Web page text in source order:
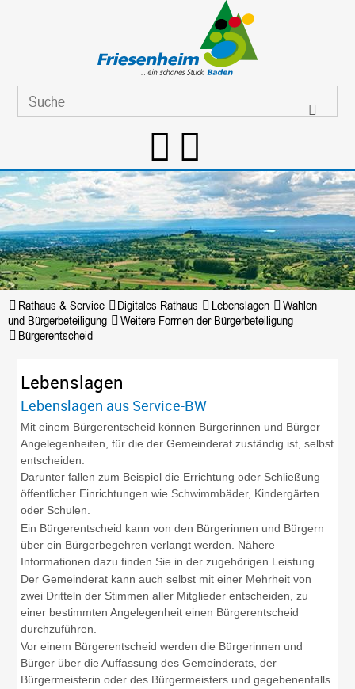
Rathaus & Service Digitales Rathaus Lebenslagen
Wahlen
und Bürgerbeteiligung
Weitere Formen der Bürgerbeteiligung
Bürgerentscheid
Lebenslagen
Lebenslagen aus Service-BW
Mit einem Bürgerentscheid können Bürgerinnen und Bürger
Angelegenheiten, für die der Gemeinderat zuständig ist, selbst
entscheiden.
Darunter fallen zum Beispiel die Errichtung oder Schließung
öffentlicher Einrichtungen wie Schwimmbäder, Kindergärten
oder Schulen.
Ein Bürgerentscheid kann von den Bürgerinnen und Bürgern
über ein Bürgerbegehren verlangt werden. Nähere
Informationen dazu finden Sie in der zugehörigen Leistung.
Der Gemeinderat kann auch selbst mit einer Mehrheit von
zwei Dritteln der Stimmen aller Mitglieder entscheiden, zu
einer bestimmten Angelegenheit einen Bürgerentscheid
durchzuführen.
Vor einem Bürgerentscheid werden die Bürgerinnen und
Bürger über die Auffassung des Gemeinderats, der
Bürgermeisterin oder des Bürgermeisters und gegebenenfalls